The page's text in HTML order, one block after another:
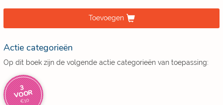
Toevoegen
Actie categorieën
Op dit boek zijn de volgende actie categorieën van toepassing:
3
VOOR
€10